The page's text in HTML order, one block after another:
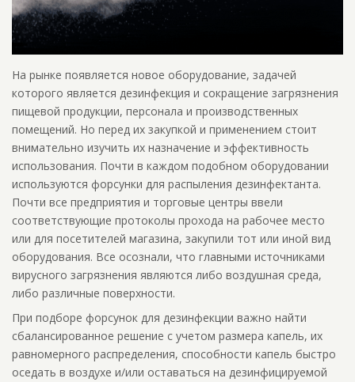
На рынке появляется новое оборудование, задачей
которого является дезинфекция и сокращение загрязнения
пищевой продукции, персонала и производственных
помещений. Но перед их закупкой и применением стоит
внимательно изучить их назначение и эффективность
использования. Почти в каждом подобном оборудовании
используются форсунки для распыления дезинфектанта.
Почти все предприятия и торговые центры ввели
соответствующие протоколы прохода на рабочее место
или для посетителей магазина, закупили тот или иной вид
оборудования. Все осознали, что главными источниками
вирусного загрязнения являются либо воздушная среда,
либо различные поверхности.
При подборе форсунок для дезинфекции важно найти
сбалансированное решение с учетом размера капель, их
равномерного распределения, способности капель быстро
оседать в воздухе и/или оставаться на дезинфицируемой